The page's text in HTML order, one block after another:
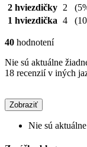
2 hviezdičky
2
1 hviezdička 4
40 hodnotení
Nie sú aktuálne
18 recenzií v iných
Zobraziť
Nie sú